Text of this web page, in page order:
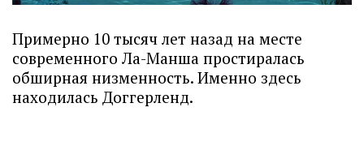
Примерно 10 тысяч лет назад на месте
современного Ла-Манша простиралась
обширная низменность. Именно здесь
находилась Доггерленд.